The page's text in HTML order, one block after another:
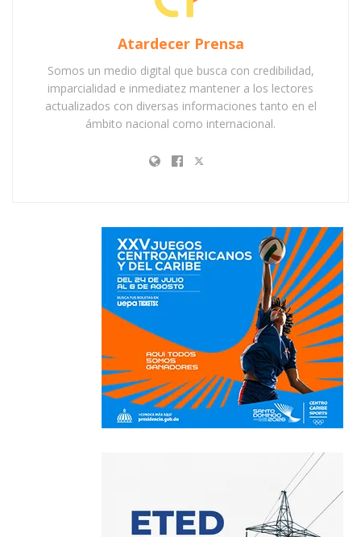
Atardecer Prensa
Somos un medio digital que busca con credibilidad,
imparcialidad e inmediatez mantener a los lectores
actualizados con diversas informaciones tanto en el
ámbito nacional como internacional.